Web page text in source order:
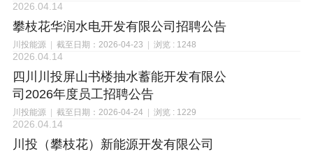
2026.04.14
攀枝花华润水电开发有限公司招聘公告
川投能源 截至日期：2026-04-23 浏览 : 1248
2026.04.14
四川川投屏山书楼抽水蓄能开发有限公
司2026年度员工招聘公告
川投能源 截至日期：2026-04-24 浏览 : 1229
2026.04.14
川投（攀枝花）新能源开发有限公司